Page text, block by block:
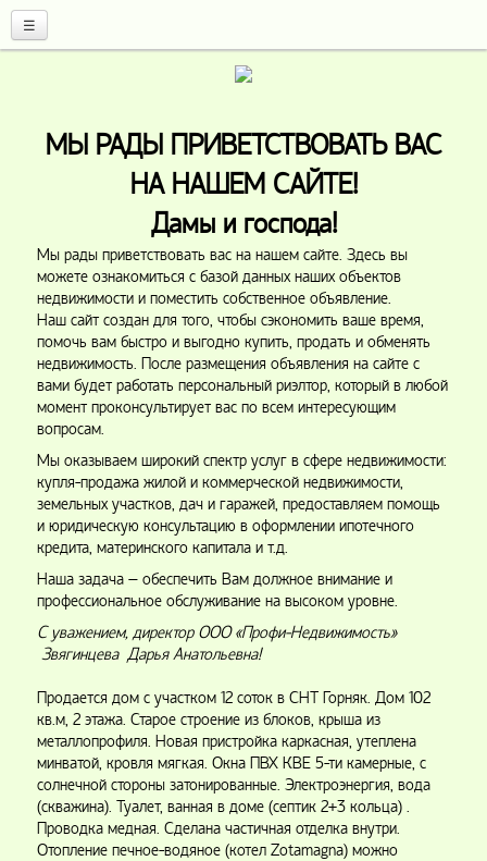
☰
МЫ РАДЫ ПРИВЕТСТВОВАТЬ ВАС
НА НАШЕМ САЙТЕ!
Дамы и господа!
Мы рады приветствовать вас на нашем сайте. Здесь вы
можете ознакомиться с базой данных наших объектов
недвижимости и поместить собственное объявление.
Наш сайт создан для того, чтобы сэкономить ваше время,
помочь вам быстро и выгодно купить, продать и обменять
недвижимость. После размещения объявления на сайте с
вами будет работать персональный риэлтор, который в любой
момент проконсультирует вас по всем интересующим
вопросам.
Мы оказываем широкий спектр услуг в сфере недвижимости:
купля-продажа жилой и коммерческой недвижимости,
земельных участков, дач и гаражей, предоставляем помощь
и юридическую консультацию в оформлении ипотечного
кредита, материнского капитала и т.д.
Наша задача – обеспечить Вам должное внимание и
профессиональное обслуживание на высоком уровне.
С уважением, директор ООО «Профи-Недвижимость»
Звягинцева Дарья Анатольевна!
Продается дом с участком 12 соток в СНТ Горняк. Дом 102
кв.м, 2 этажа. Старое строение из блоков, крыша из
металлопрофиля. Новая пристройка каркасная, утеплена
минватой, кровля мягкая. Окна ПВХ КВЕ 5-ти камерные, с
солнечной стороны затонированные. Электроэнергия, вода
(скважина). Туалет, ванная в доме (септик 2+3 кольца) .
Проводка медная. Сделана частичная отделка внутри.
Отопление печное-водяное (котел Zotamagna) можно